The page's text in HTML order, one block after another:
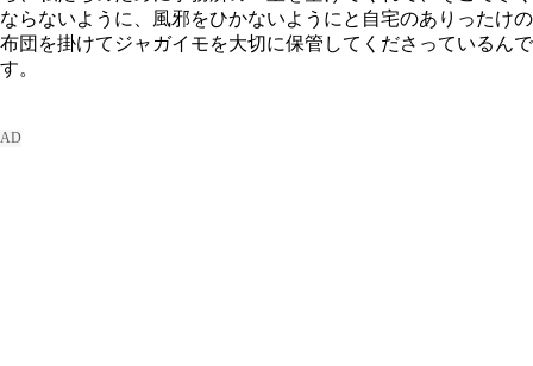
ならないように、風邪をひかないようにと自宅のありったけの
布団を掛けてジャガイモを大切に保管してくださっているんで
す。